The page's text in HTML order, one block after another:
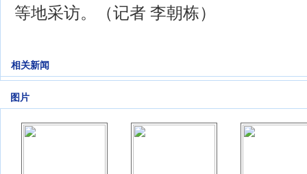
等地采访。（记者 李朝栋）
相关新闻
图片